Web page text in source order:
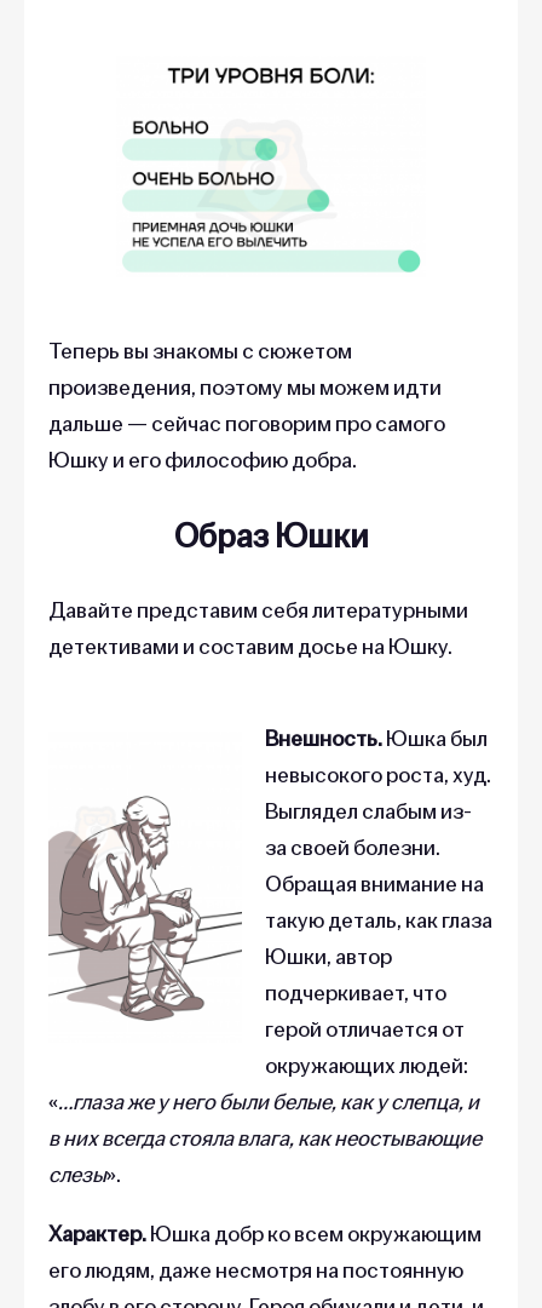
Теперь вы знакомы с сюжетом
произведения, поэтому мы можем идти
дальше — сейчас поговорим про самого
Юшку и его философию добра.
Образ Юшки
Давайте представим себя литературными
детективами и составим досье на Юшку.
Внешность.Юшка был
невысокого роста, худ.
Выглядел слабым из-
за своей болезни.
Обращая внимание на
такую деталь, как глаза
Юшки, автор
подчеркивает, что
герой отличается от
окружающих людей:
«…глаза же у него были белые, как у слепца, и
в них всегда стояла влага, как неостывающие
слезы».
Характер.Юшка добр ко всем окружающим
его людям, даже несмотря на постоянную